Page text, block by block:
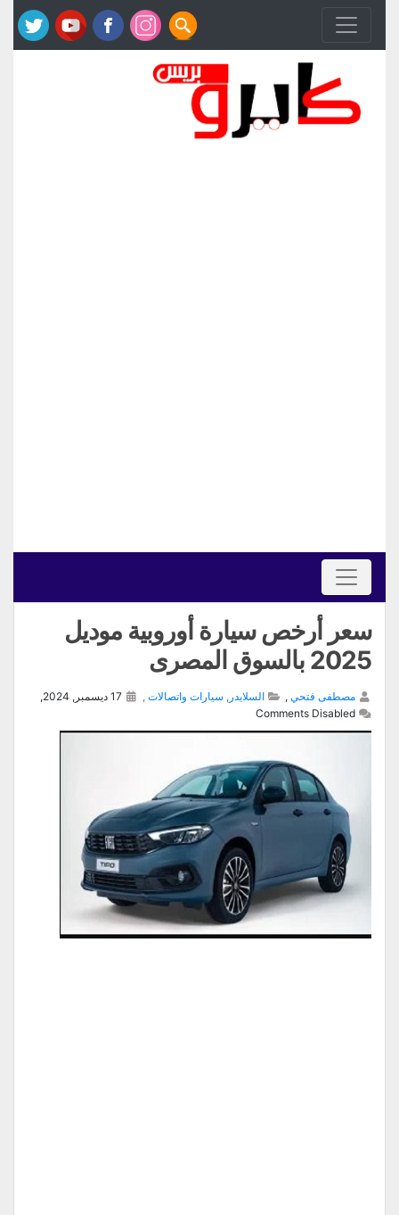
سعر أرخص سيارة أوروبية موديل
2025 بالسوق المصرى
مصطفى فتحي , السلايدر سيارات واتصالات
Comments Disabled